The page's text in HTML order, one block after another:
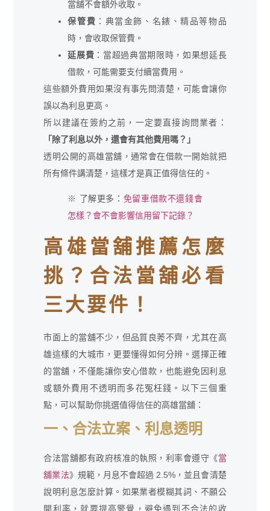
當舖不會額外收取。
保管費 ：典當金飾、名錶、精品等物品
時，會收取保管費。
延展費 ：當超過典當期限時，如果想延長
借款，可能需要支付續當費用。
這些額外費用如果沒有事先問清楚，可能會讓你
誤以為利息更高。
所以建議在簽約之前，一定要直接詢問業者：
「除了利息以外，還會有其他費用嗎？」
透明公開的高雄當舖，通常會在借款一開始就把
所有條件講清楚，這樣才是真正值得信任的。
※ 了解更多： 免留車借款不還錢會
怎樣？會不會影響信用留下記錄？
高雄當舖推薦怎麼
挑？合法當舖必看
三大要件！
市面上的當舖不少，但品質良莠不齊，尤其在高
雄這樣的大城市，更要懂得如何分辨。選擇正確
的當舖，不僅能讓你安心借款，也能避免因利息
或額外費用不透明而多花冤枉錢。以下三個重
點，可以幫助你挑選值得信任的高雄當舖：
一、合法立案、利息透明
合法當舖都有政府核准的執照，利率會遵守《當
舖業法》規範，月息不會超過 2.5%，並且會清楚
說明利息怎麼計算。如果業者模糊其詞、不願公
開利率，就要提高警覺，避免遇到不合法的收